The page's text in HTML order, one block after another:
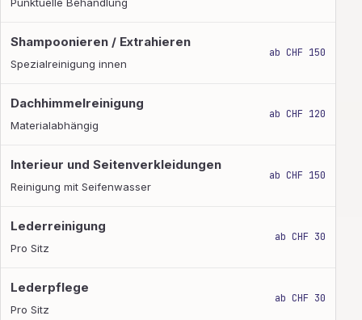
Shampoonieren / Extrahieren
Spezialreinigung innen
ab CHF 150
Dachhimmelreinigung
Materialabhängig
ab CHF 120
Interieur und Seitenverkleidungen
Reinigung mit Seifenwasser
ab CHF 150
Lederreinigung
Pro Sitz
ab CHF 30
Lederpflege
Pro Sitz
ab CHF 30